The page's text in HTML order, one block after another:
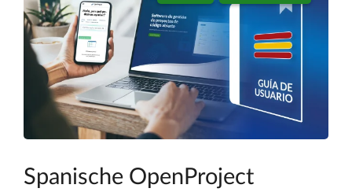
Spanische OpenProject